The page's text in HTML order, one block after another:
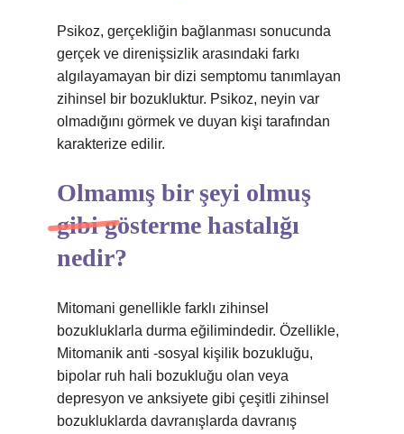
Psikoz, gerçekliğin bağlanması sonucunda
gerçek ve direnişsizlik arasındaki farkı
algılayamayan bir dizi semptomu tanımlayan
zihinsel bir bozukluktur. Psikoz, neyin var
olmadığını görmek ve duyan kişi tarafından
karakterize edilir.
Olmamış bir şeyi olmuş
gibi gösterme hastalığı
nedir?
Mitomani genellikle farklı zihinsel
bozukluklarla durma eğilimindedir. Özellikle,
Mitomanik anti -sosyal kişilik bozukluğu,
bipolar ruh hali bozukluğu olan veya
depresyon ve anksiyete gibi çeşitli zihinsel
bozukluklarda davranışlarda davranış